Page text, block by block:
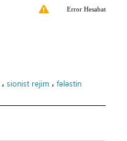
Error Hesabat
، sionist rejim ، fələstin